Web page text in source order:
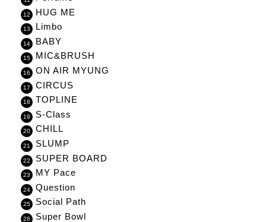
HUG ME
Limbo
BABY
MIC&BRUSH
ON AIR MYUNG
CIRCUS
TOPLINE
S-Class
CHILL
SLUMP
SUPER BOARD
MY Pace
Question
Social Path
Super Bowl